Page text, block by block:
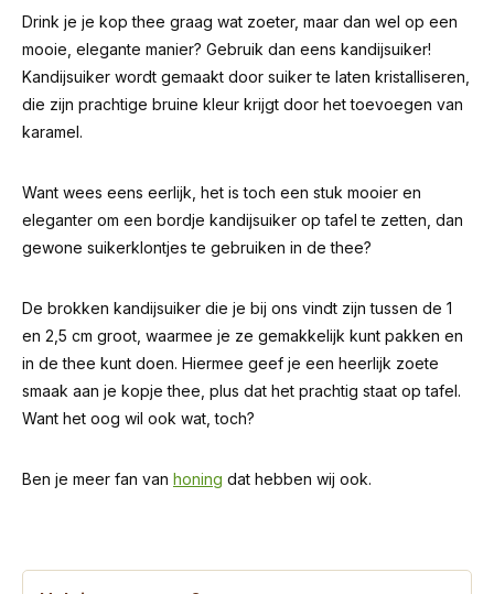
Drink je je kop thee graag wat zoeter, maar dan wel op een
mooie, elegante manier? Gebruik dan eens kandijsuiker!
Kandijsuiker wordt gemaakt door suiker te laten kristalliseren,
die zijn prachtige bruine kleur krijgt door het toevoegen van
karamel.
Want wees eens eerlijk, het is toch een stuk mooier en
eleganter om een bordje kandijsuiker op tafel te zetten, dan
gewone suikerklontjes te gebruiken in de thee?
De brokken kandijsuiker die je bij ons vindt zijn tussen de 1
en 2,5 cm groot, waarmee je ze gemakkelijk kunt pakken en
in de thee kunt doen. Hiermee geef je een heerlijk zoete
smaak aan je kopje thee, plus dat het prachtig staat op tafel.
Want het oog wil ook wat, toch?
Ben je meer fan van honing dat hebben wij ook.